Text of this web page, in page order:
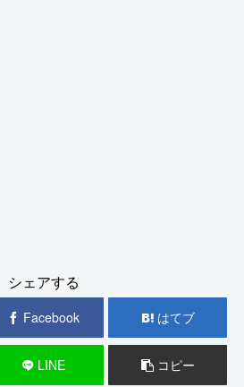
シェアする
Facebook はてブ
LINE コピー